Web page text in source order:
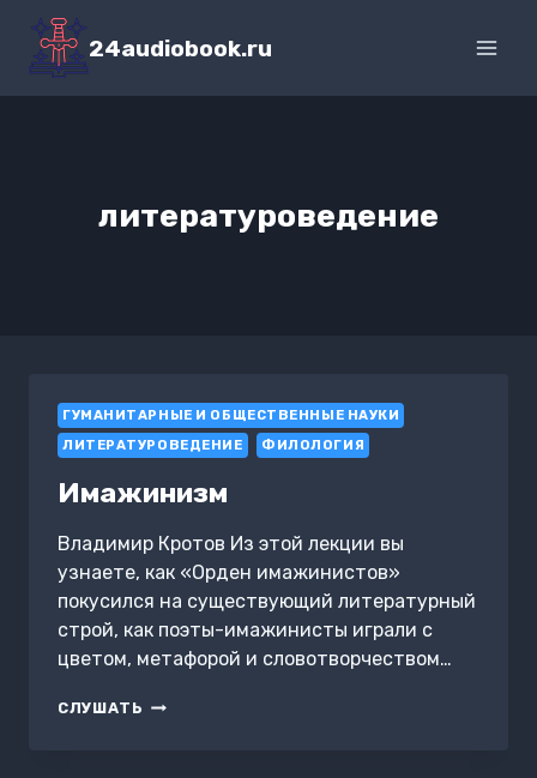
Перейти
содержимому
24audiobook.ru
литературоведение
ГУМАНИТАРНЫЕ И ОБЩЕСТВЕННЫЕ НАУКИ
ЛИТЕРАТУРОВЕДЕНИЕ
ФИЛОЛОГИЯ
Имажинизм
Владимир Кротов Из этой лекции вы
узнаете, как «Орден имажинистов»
покусился на существующий литературный
строй, как поэты-имажинисты играли с
цветом, метафорой и словотворчеством…
СЛУШАТЬ ИМАЖИНИЗМ